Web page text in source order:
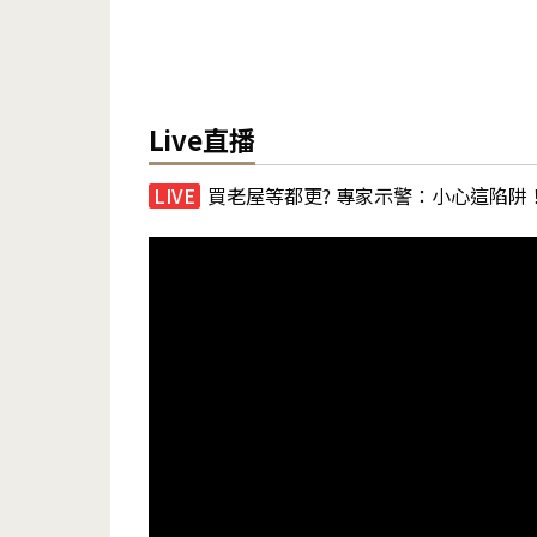
Live直播
買老屋等都更? 專家示警：小心這陷阱！